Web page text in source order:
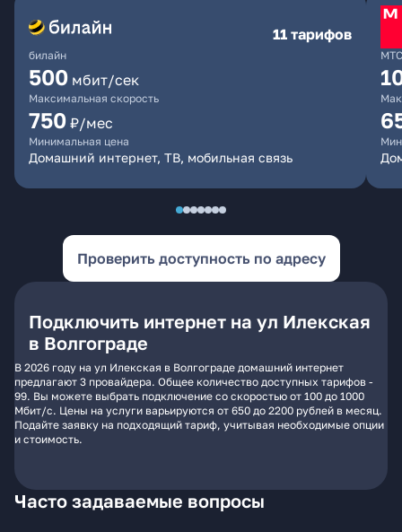
билайн
11 тарифов
500 мбит/сек
Максимальная скорость
750 ₽/мес
Минимальная цена
Домашний интернет, ТВ, мобильная связь
МТС
Проверить доступность по адресу
Подключить интернет на ул Илекская
в Волгограде
В 2026 году на ул Илекская в Волгограде домашний интернет
предлагают 3 провайдера. Общее количество доступных тарифов -
99. Вы можете выбрать подключение со скоростью от 100 до 1000
Мбит/с. Цены на услуги варьируются от 650 до 2200 рублей в месяц.
Подайте заявку на подходящий тариф, учитывая необходимые опции
и стоимость.
Часто задаваемые вопросы